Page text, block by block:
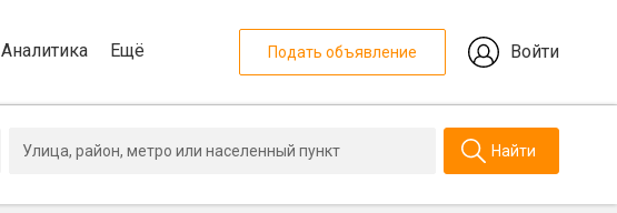
Аналитика Ещё Подать объявление Войти
Найти